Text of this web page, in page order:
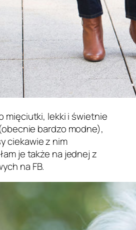
mięciutki, lekki i świetnie
bardzo modne),
ciekawie z nim
je także na jednej z
na FB.